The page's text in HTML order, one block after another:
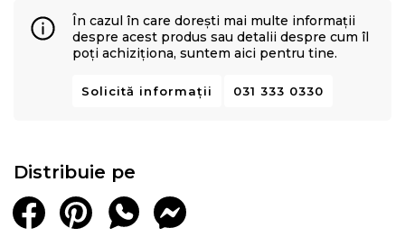
În cazul în care dorești mai multe informații
despre acest produs sau detalii despre cum îl
poți achiziționa, suntem aici pentru tine.
Solicită informații 031 333 0330
Distribuie pe